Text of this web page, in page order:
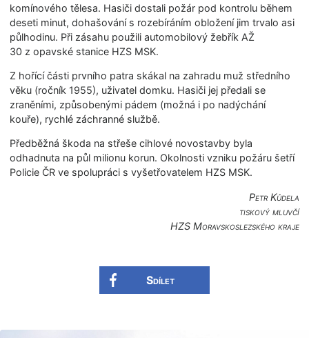
komínového tělesa. Hasiči dostali požár pod kontrolu během
deseti minut, dohašování s rozebíráním obložení jim trvalo asi
půlhodinu. Při zásahu použili automobilový žebřík AŽ
30 z opavské stanice HZS MSK.
Z hořící části prvního patra skákal na zahradu muž středního
věku (ročník 1955), uživatel domku. Hasiči jej předali se
zraněními, způsobenými pádem (možná i po nadýchání
kouře), rychlé záchranné službě.
Předběžná škoda na střeše cihlové novostavby byla
odhadnuta na půl milionu korun. Okolnosti vzniku požáru šetří
Policie ČR ve spolupráci s vyšetřovatelem HZS MSK.
Petr Kůdela
tiskový mluvčí
HZS Moravskoslezské­ho kraje
Sdílet